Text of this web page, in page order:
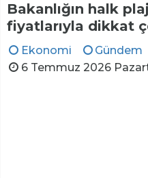
Bakanlığın halk
fiyatlarıyla dikkat
Ekonomi
Gündem
6 Temmuz 2026